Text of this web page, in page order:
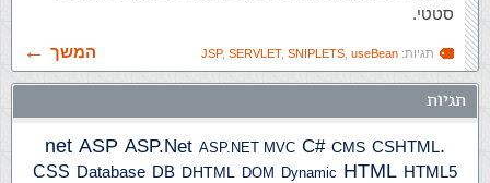
סטטי.
תגיות: JSP, SERVLET, SNIPLETS useBean המשך
תגיות
.net
ASP ASP.Net ASP.NET MVC C# CMS CSHTML
CSS Database DB DHTML DOM Dynamic HTML HTML5